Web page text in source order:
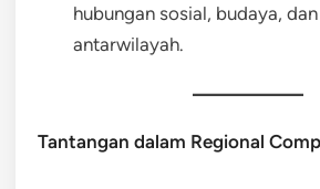
hubungan sosial, budaya,
antarwilayah.
Tantangan dalam Regional